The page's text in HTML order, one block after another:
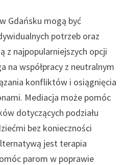
Gdańsku mogą być
potrzeb oraz
z najpopularniejszych opcji
na współpracy z neutralnym
konfliktów i osiągnięcia
Mediacja może pomóc
dotyczących podziału
bez konieczności
jest terapia
parom w poprawie